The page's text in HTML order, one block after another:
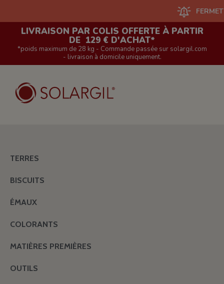
FERMETURE
LIVRAISON PAR COLIS OFFERTE À PARTIR
DE 129 € D'ACHAT*
*poids maximum de 28 kg - Commande passée sur solargil.com
- livraison à domicile uniquement.
TERRES
BISCUITS
ÉMAUX
COLORANTS
MATIÈRES PREMIÈRES
OUTILS